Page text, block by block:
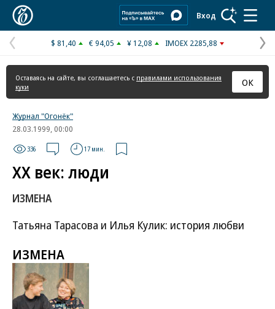
Вход
Предыдущая
страница
$ 81,40 € 94,05 ¥ 12,08 IMOEX 2285,88
Оставаясь на сайте, вы соглашаетесь с правилами использования
куки
ОК
Журнал "Огонёк"
28.03.1999, 00:00
336 17 мин.
XX век: люди
ИЗМЕНА
Татьяна Тарасова и Илья Кулик: история любви
ИЗМЕНА